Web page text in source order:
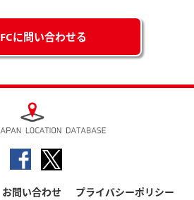
FCに問い合わせる
お問い合わせ プライバシーポリシー